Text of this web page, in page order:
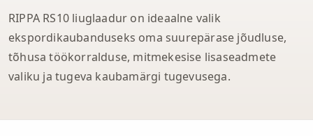
RIPPA RS10 liuglaadur on ideaalne valik
ekspordikaubanduseks oma suurepärase jõudluse,
tõhusa töökorralduse, mitmekesise lisaseadmete
valiku ja tugeva kaubamärgi tugevusega.